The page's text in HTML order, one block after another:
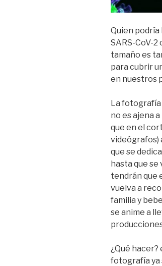
Quien
SARS-CoV-
tamaño es
para cubrir
en nuestros
La fotografía
no es ajena
que en el
videógrafos)
que se
hasta que
tendrán que
vuelva a
familia y
se anime a
¿Qué hacer?
fotografía ya